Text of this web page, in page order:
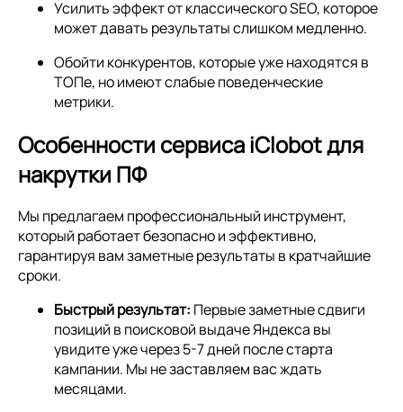
Усилить эффект от классического SEO, которое
может давать результаты слишком медленно.
Обойти конкурентов, которые уже находятся в
ТОПе, но имеют слабые поведенческие
метрики.
Особенности сервиса iClobot для
накрутки ПФ
Мы предлагаем профессиональный инструмент,
который работает безопасно и эффективно,
гарантируя вам заметные результаты в кратчайшие
сроки.
Быстрый результат: Первые заметные сдвиги
позиций в поисковой выдаче Яндекса вы
увидите уже через 5-7 дней после старта
кампании. Мы не заставляем вас ждать
месяцами.